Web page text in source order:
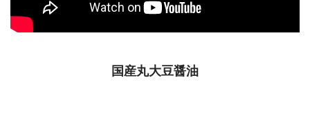
国産丸大豆醤油